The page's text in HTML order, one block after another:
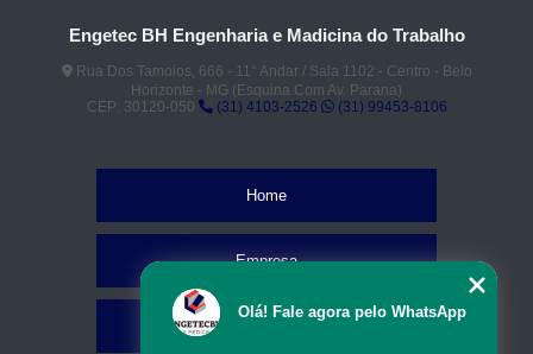
Engetec BH Engenharia e Madicina do Trabalho
Rua Dos Tamoios, 666 - 11° Andar / Sala 1102 - Centro - Belo
Horizonte - MG (Esquina Com Av. Parana)
CEP: 30120-050
(31) 4103-2526 (31) 99453-8106
Home
Empresa
Olá! Fale agora pelo WhatsApp